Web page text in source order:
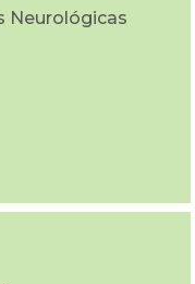
Neurológicas